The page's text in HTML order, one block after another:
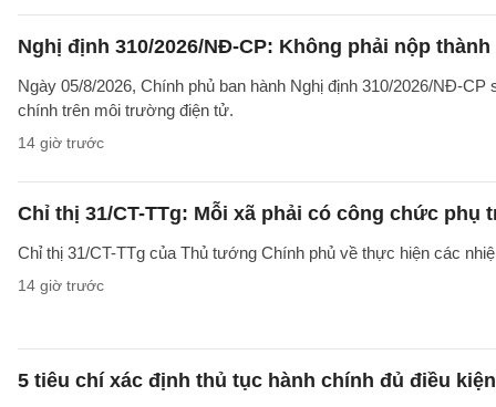
Nghị định 310/2026/NĐ-CP: Không phải nộp
Ngày 05/8/2026, Chính phủ ban hành Nghị định 310/2026/NĐ-
chính trên môi trường điện tử.
14 giờ trước
Chỉ thị 31/CT-TTg: Mỗi xã phải có công chức phụ
Chỉ thị 31/CT-TTg của Thủ tướng Chính phủ về thực hiện các
14 giờ trước
5 tiêu chí xác định thủ tục hành chính đủ điều